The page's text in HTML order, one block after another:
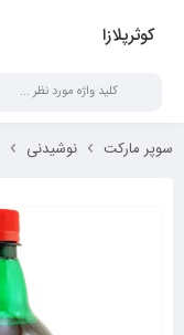
کوثرپلازا
سوپر مارکت نوشیدنی